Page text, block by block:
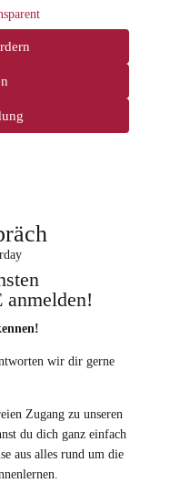
wir dir gerne
Zugang zu unseren
du dich ganz einfach
aus alles rund um die